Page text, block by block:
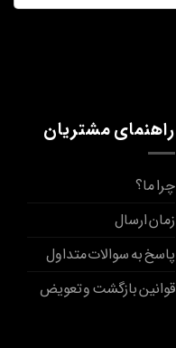
راهنمای مشتریان
چرا ما؟
زمان ارسال
پاسخ به سوالات متداول
قوانین بازگشت و تعویض